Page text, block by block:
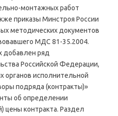
монтажных работ
приказы Минстроя России
методических документов
МДС 81-35.2004.
добавлен ряд
Российской Федерации,
органов исполнительной
подряда (контракты)»
об определении
цены контракта. Раздел